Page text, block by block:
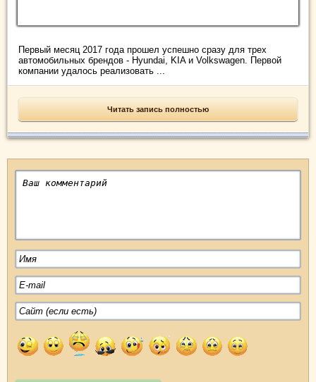
Первый месяц 2017 года прошел успешно сразу для трех
автомобильных брендов - Hyundai, KIA и Volkswagen. Первой
компании удалось реализовать ...
Читать запись полностью